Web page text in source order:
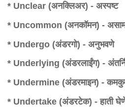
* Unclear (अनक्लिअर) - अस्पष्ट
* Uncommon (अनकॉमन) -
* Undergo (अंडरगो) - अनुभवणे
* Underlying (अंडरलाईंग) -
* Undermine (अंडरमाइन) -
* Undertake (अंडरटेक) - हाती